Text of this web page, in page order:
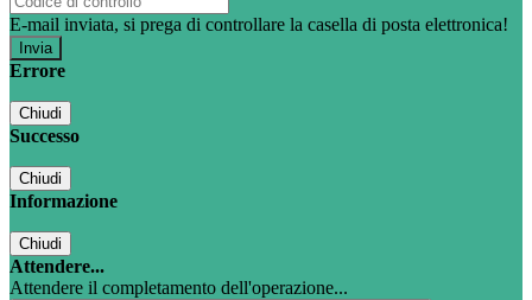
E-mail inviata, si prega di controllare la casella di posta elettronica!
Errore
Chiudi
Successo
Chiudi
Informazione
Chiudi
Attendere...
Attendere il completamento dell'operazione...